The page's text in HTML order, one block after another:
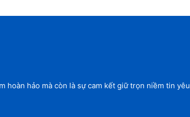
hoàn hảo mà còn là sự cam kết giữ trọn niềm tin yêu